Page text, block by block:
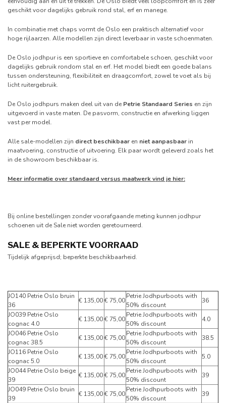
geschikt voor dagelijks gebruik rond stal, erf en manege.
In combinatie met chaps vormt de Oslo een praktisch alternatief voor
hoge rijlaarzen. Alle modellen zijn direct leverbaar in vaste schoenmaten.
De Oslo jodhpur is een sportieve en comfortabele schoen, geschikt voor
dagelijks gebruik rondom stal en erf. Het model biedt een goede balans
tussen ondersteuning, flexibiliteit en draagcomfort, zowel te voet als bij
licht ruitergebruik.
De Oslo jodhpurs maken deel uit van de Petrie Standaard Series en zijn
uitgevoerd in vaste maten. De pasvorm, constructie en afwerking liggen
vast per model.
Alle sale-modellen zijn direct beschikbaar en niet aanpasbaar in
maatvoering, constructie of uitvoering. Elk paar wordt geleverd zoals het
in de showroom beschikbaar is.
Meer informatie over standaard versus maatwerk vind je hier:
Bij online bestellingen zonder voorafgaande meting kunnen jodhpur
schoenen uit de Sale niet worden geretourneerd.
SALE & BEPERKTE VOORRAAD
Tijdelijk afgeprijsd; beperkte beschikbaarheid.
JO140 Petrie Oslo bruin
36
€ 135,00€ 75,00
Petrie Jodhpurboots with
50% discount
36
JO039 Petrie Oslo
cognac 4.0
€ 135,00€ 75,00
Petrie Jodhpurboots with
50% discount
4.0
JO046 Petrie Oslo
cognac 38.5
€ 135,00€ 75,00
Petrie Jodhpurboots with
50% discount
38.5
JO116 Petrie Oslo
cognac 5.0
€ 135,00€ 75,00
Petrie Jodhpurboots with
50% discount
5.0
JO044 Petrie Oslo beige
39
€ 135,00€ 75,00
Petrie Jodhpurboots with
50% discount
39
JO049 Petrie Oslo bruin
39
€ 135,00€ 75,00
Petrie Jodhpurboots with
50% discount
39